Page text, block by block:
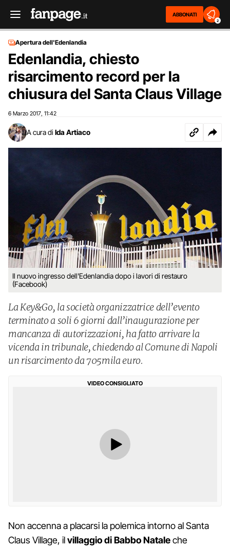
ABBONATI
2
Apertura dell'Edenlandia
Edenlandia, chiesto
risarcimento record per la
chiusura del Santa Claus Village
6 Marzo 2017 11:42
A cura di Ida Artiaco
Il nuovo ingresso dell'Edenlandia dopo i lavori di restauro
(Facebook)
La Key&Go, la società organizzatrice dell’evento
terminato a soli 6 giorni dall’inaugurazione per
mancanza di autorizzazioni, ha fatto arrivare la
vicenda in tribunale, chiedendo al Comune di Napoli
un risarcimento da 705mila euro.
VIDEO CONSIGLIATO
Non accenna a placarsi la polemica intorno al Santa
Claus Village, ilvillaggio di Babbo Nataleche